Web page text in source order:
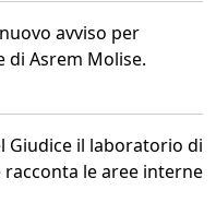
avviso per
di Asrem Molise.
Giudice il laboratorio di
le aree interne